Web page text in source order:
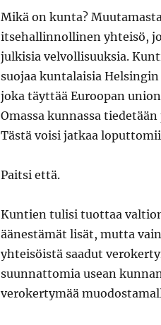
Mikä on kunta?
itsehallinnollinen yhteisö,
julkisia velvollisuuksia.
suojaa kuntalaisia
joka täyttää Euroopan
Omassa kunnassa
Tästä voisi jatkaa
Paitsi että.
Kuntien tulisi tuottaa
äänestämät lisät, mutta
yhteisöistä saadut
suunnattomia usean
verokertymää